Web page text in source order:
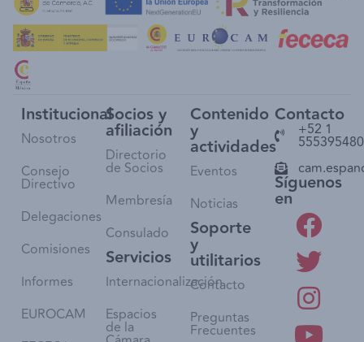
Institucional
Nosotros
Consejo
Directivo
Delegaciones
Comisiones
Informes
EUROCAM
Socios y
afiliación
Directorio
de Socios
Membresía
Consulado
Servicios
Internacionalización
Espacios
de la
Contenido
y
actividades
Eventos
Noticias
Soporte
y
utilitarios
Contacto
Preguntas
Frecuentes
Contacto
+52 1
Síguenos
en